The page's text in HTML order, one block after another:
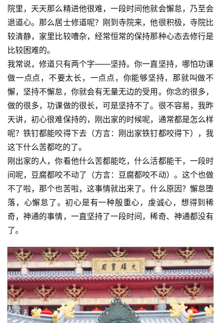
院里，天天那么精进他很难，一段时间他就会懈怠，乃至会
退道心。那么居士修道呢？刚到寺院来，他很积极，寺院比
较清静，家里比较嘈杂，经常恒常的保持那种心态去修行是
比较困难的。
我常说，修道只有两个字——坚持。你一直坚持，哪怕功课
做一点点，不要太长，一点点，你能够坚持，那就叫做不
懈，坚持不懈怠，你就会有无量无边的受用。你念的很多，
做的很多，功课做的很长，可是坚持不了。很不容易，我昨
天讲，初心很难保持的，刚出家的时候呢，通常都是怎么样
呢？铁钉都能咬得下去（方言：刚出家铁钉都咬得下），我
这下什么苦都吃的了。
刚出家的人，你看他什么苦都能吃，什么活都能干，一段时
间呢，豆腐都咬不动了（方言：豆腐都咬不动）。这个也做
不了啦，那个也苦啦，这事情就出来了。什么原因？懈怠堕
落，心懈怠了。初心是有一种殷重心，虔诚心，想得到稀
奇，神通的事情，一直坚持了一段时间，稀奇、神通都没有
了。